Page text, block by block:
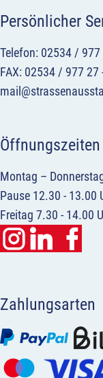
Persönlicher
Telefon: 02534 / 977
FAX: 02534 / 977 27
Montag –
Pause 12.30 - 13.00
Freitag 7.30 - 14.00
Zahlungsarten